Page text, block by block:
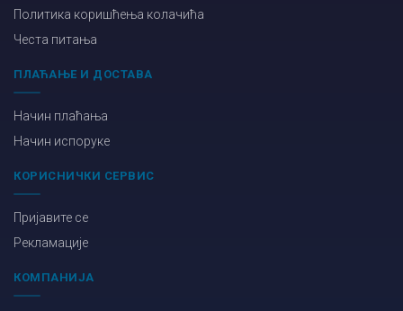
Политика коришћења колачића
Честа питања
ПЛАЋАЊЕ И ДОСТАВА
Начин плаћања
Начин испоруке
КОРИСНИЧКИ СЕРВИС
Пријавите се
Рекламације
КОМПАНИЈА